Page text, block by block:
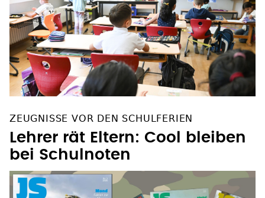
ZEUGNISSE VOR DEN SCHULFERIEN
Lehrer rät Eltern: Cool bleiben
bei Schulnoten